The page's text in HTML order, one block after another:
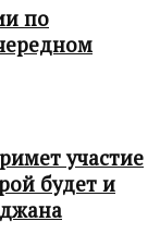
по
участие
будет и